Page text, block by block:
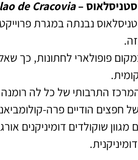
–
de Cracovia
נבנתה במגרת
פופולארי לחתונות, כך
התרבותי של כל לה
חפצים הודיים פרה-
מגוון שוקולדים דומיניקנים